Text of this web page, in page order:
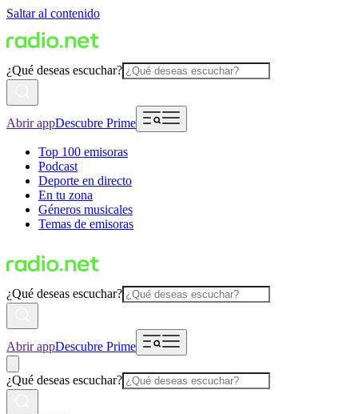
Saltar al contenido
¿Qué deseas escuchar?
Abrir appDescubre Prime
Top 100 emisoras
Podcast
Deporte en directo
En tu zona
Géneros musicales
Temas de emisoras
¿Qué deseas escuchar?
Abrir appDescubre Prime
¿Qué deseas escuchar?